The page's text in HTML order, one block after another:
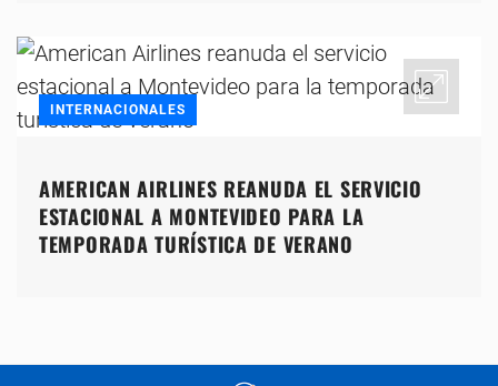
INTERNACIONALES
AMERICAN AIRLINES REANUDA EL SERVICIO
ESTACIONAL A MONTEVIDEO PARA LA
TEMPORADA TURÍSTICA DE VERANO